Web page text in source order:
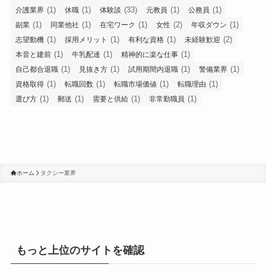
介護業界 (1) 休職 (1) 体験談 (33) 元教員 (1) 公務員 (1)
副業 (1) 同業他社 (1) 在宅ワーク (1) 女性 (2) 年収ダウン (1)
志望動機 (1) 採用メリット (1) 有利な資格 (1) 未経験歓迎 (2)
本音と建前 (1) 牛乳配達 (1) 精神的に楽な仕事 (1)
自己都合退職 (1) 見抜き方 (1) 試用期間内退職 (1) 警備業界 (1)
資格取得 (1) 転職回数 (1) 転職市場価値 (1) 転職理由 (1)
選び方 (1) 郵送 (1) 需要と供給 (1) 非常勤職員 (1)
ホーム タクシー業界
もっと上位のサイトを確認